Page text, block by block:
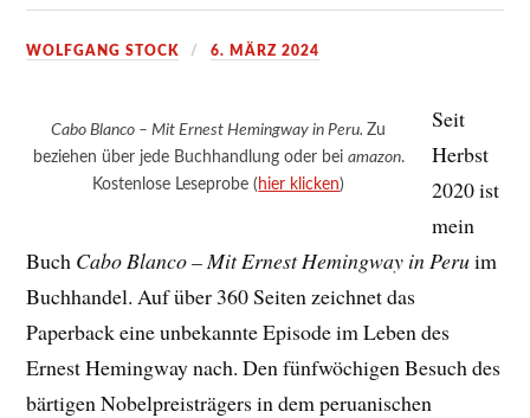
WOLFGANG STOCK 6. MÄRZ 2024
Cabo Blanco – Mit Ernest Hemingway in Peru.Zu
beziehen über jede Buchhandlung oder bei amazon.
Kostenlose Leseprobe ( hier klicken)
Seit
Herbst
2020 ist
mein
Buch Cabo Blanco – Mit Ernest Hemingway in Peruim
Buchhandel. Auf über 360 Seiten zeichnet das
Paperback eine unbekannte Episode im Leben des
Ernest Hemingway nach. Den fünfwöchigen Besuch des
bärtigen Nobelpreisträgers in dem peruanischen